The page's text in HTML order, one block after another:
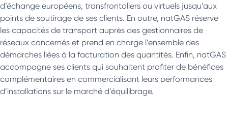
d’échange européens, transfrontaliers ou virtuels jusqu’aux
points de soutirage de ses clients. En outre, natGAS réserve
les capacités de transport auprès des gestionnaires de
réseaux concernés et prend en charge l’ensemble des
démarches liées à la facturation des quantités. Enfin, natGAS
accompagne ses clients qui souhaitent profiter de bénéfices
complémentaires en commercialisant leurs performances
d’installations sur le marché d’équilibrage.